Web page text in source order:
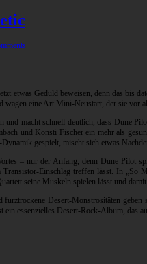
etwas Geduld beweisen, denn das bis
wagen eine Art Mini-Neustart, der sie
und macht schnell deutlich, dass Dune
und Konsti Fischer ein mehr als
gespielt, mischt sich etwas
– nur der Anfang, denn Dune Pilot
Einschlag treffen lässt. In „So
seine Muskeln spielen lässt und
Desert-Monstrositäten
ein essenzielles Desert-Rock-Album, das